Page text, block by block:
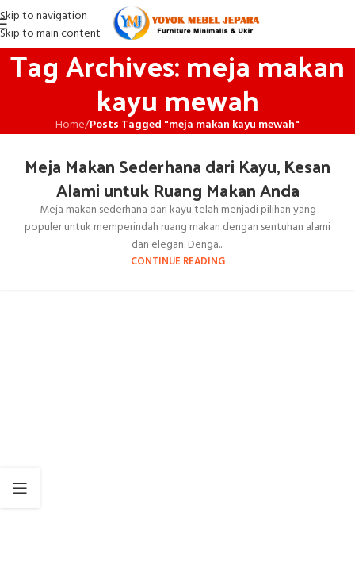
Skip to navigation
Skip to main content
Tag Archives: meja makan
kayu mewah
Home/Posts Tagged "meja makan kayu mewah"
Meja Makan Sederhana dari Kayu, Kesan
Alami untuk Ruang Makan Anda
Meja makan sederhana dari kayu telah menjadi pilihan yang
populer untuk memperindah ruang makan dengan sentuhan alami
dan elegan. Denga...
CONTINUE READING